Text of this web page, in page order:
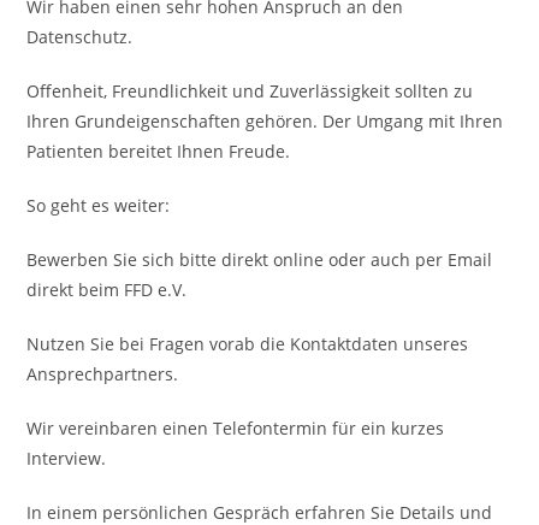
Wir haben einen sehr hohen Anspruch an den
Datenschutz.
Offenheit, Freundlichkeit und Zuverlässigkeit sollten zu
Ihren Grundeigenschaften gehören. Der Umgang mit Ihren
Patienten bereitet Ihnen Freude.
So geht es weiter:
Bewerben Sie sich bitte direkt online oder auch per Email
direkt beim FFD e.V.
Nutzen Sie bei Fragen vorab die Kontaktdaten unseres
Ansprechpartners.
Wir vereinbaren einen Telefontermin für ein kurzes
Interview.
In einem persönlichen Gespräch erfahren Sie Details und